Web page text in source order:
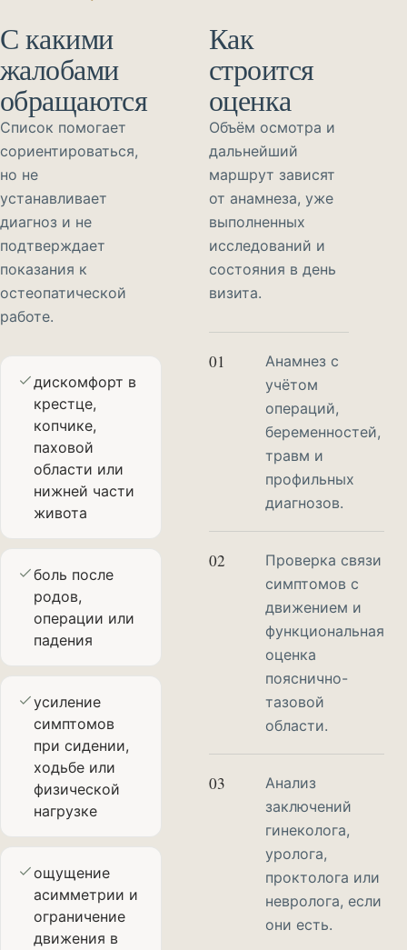
С какими
жалобами
обращаются
Список помогает
сориентироваться,
но не
устанавливает
диагноз и не
подтверждает
показания к
остеопатической
работе.
дискомфорт в
крестце,
копчике,
паховой
области или
нижней части
живота
боль после
родов,
операции или
падения
усиление
симптомов
при сидении,
ходьбе или
физической
нагрузке
ощущение
асимметрии и
ограничение
движения в
Как
строится
оценка
Объём осмотра и
дальнейший
маршрут зависят
от анамнеза, уже
выполненных
исследований и
состояния в день
визита.
01
Анамнез с
учётом
операций,
беременностей,
травм и
профильных
диагнозов.
02
Проверка связи
симптомов с
движением и
функциональная
оценка
пояснично-
тазовой
области.
03
Анализ
заключений
гинеколога,
уролога,
проктолога или
невролога, если
они есть.